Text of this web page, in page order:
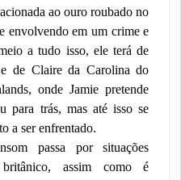
ao ouro roubado no
envolvendo em um crime e
a tudo isso, ele terá de
de Claire da Carolina do
onde Jamie pretende
para trás, mas até isso se
a ser enfrentado.
passa por situações
assim como é